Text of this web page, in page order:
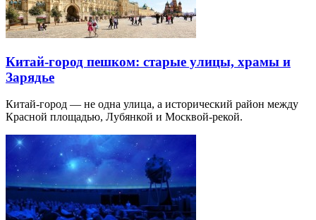
Китай-город пешком: старые улицы, храмы и
Зарядье
Китай-город — не одна улица, а исторический район между
Красной площадью, Лубянкой и Москвой-рекой.